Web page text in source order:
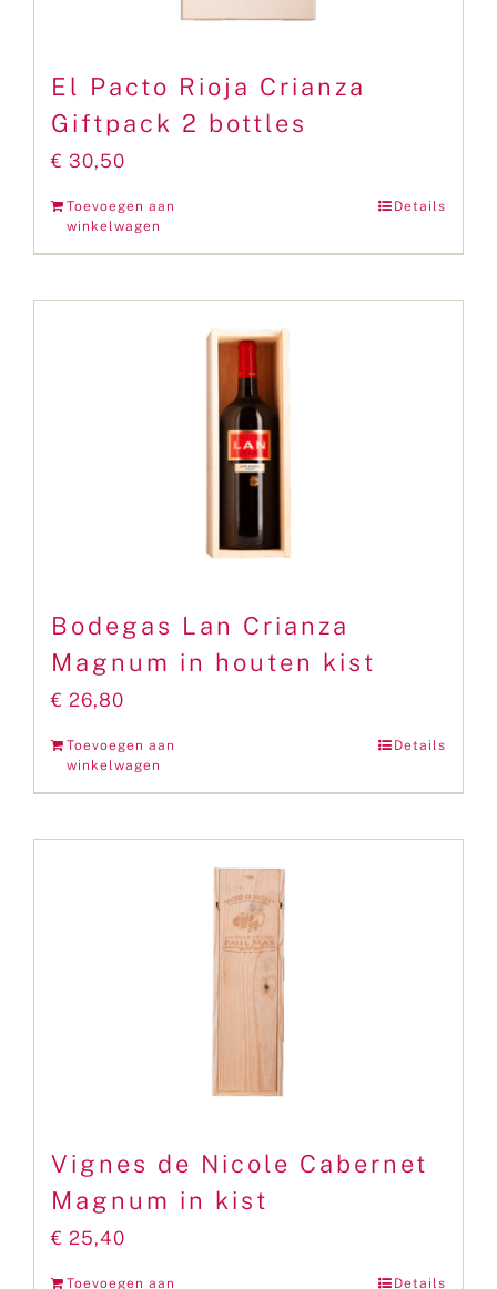
El Pacto Rioja Crianza
Giftpack 2 bottles
€ 30,50
Toevoegen aan
winkelwagen
Details
Bodegas Lan Crianza
Magnum in houten kist
€ 26,80
Toevoegen aan
winkelwagen
Details
Vignes de Nicole Cabernet
Magnum in kist
€ 25,40
Toevoegen aan Details